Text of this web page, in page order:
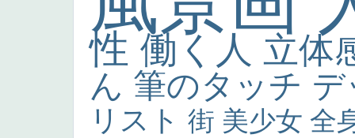
性 働く人 立体
ん 筆のタッチ
リスト 街 美少女 全